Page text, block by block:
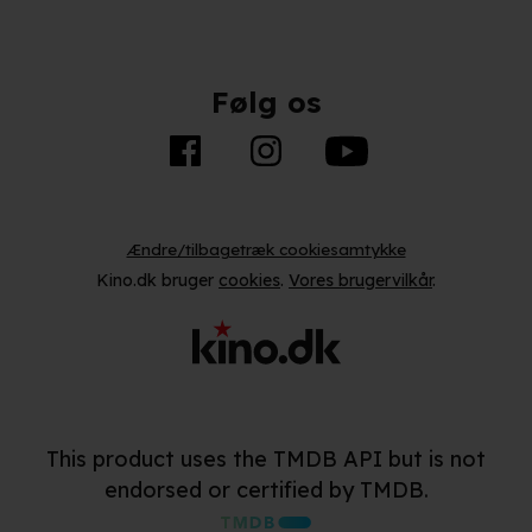
Følg os
Ændre/tilbagetræk cookiesamtykke
Kino.dk bruger cookies. Vores brugervilkår.
This product uses the TMDB API but is not
endorsed or certified by TMDB.